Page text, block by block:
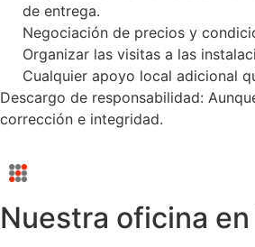
de entrega.
Negociación de precios y
Organizar las visitas a las
Cualquier apoyo local adicional
Descargo de responsabilidad:
corrección e integridad.
Nuestra oficina